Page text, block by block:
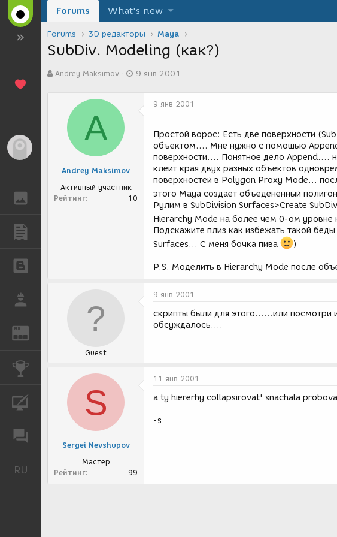
ГАЛЕРЕЯ
REN
КОНКУРСЫ
КУРСЫ
RU Русский
Forums What's new
Forums 3D редакторы Maya
SubDiv. Modeling (как?)
в
Andrey Maksimov
а
9 янв 2001
A
Andrey Maksimov
Активный участник
Рейтинг
10
9 янв 2001
Простой ворос: Есть две поверхности
объектом.... Мне нужно с помошью
поверхности.... Понятное дело Append....
клеит края двух разных объектов
поверхностей в Polygon Proxy Mode...
этого Maya создает объедененный
Рулим в SubDivision Surfaces>Create
Hierarchy Mode на более чем 0-ом уровне
Подскажите плиз как избежать такой
Surfaces... С меня бочка пива
)
P.S. Моделить в Hierarchy Mode после
Guest
9 янв 2001
скрипты были для этого......или
обсуждалось....
S
Sergei Nevshupov
Мастер
Рейтинг
99
11 янв 2001
a ty hiererhy collapsirovat' snachala
-s